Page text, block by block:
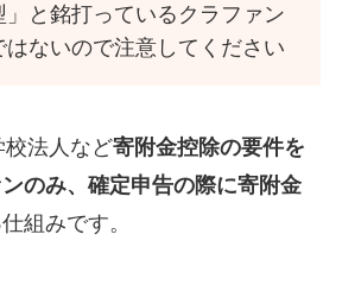
」と銘打っているクラファン
はないので注意してください
法人など寄附金控除の要件を
のみ、確定申告の際に寄附金
仕組みです。